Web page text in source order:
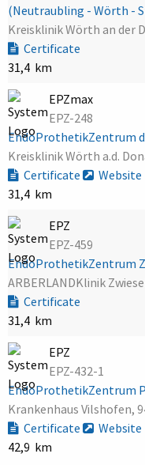
(Neutraubling - Wörth -
Kreisklinik Wörth an der
Certificate
31,4 km
EPZmax
EPZ-248
EndoProthetikZentrum
Kreisklinik Wörth a.d.
Certificate
Website
31,4 km
EPZ
EPZ-459
EndoProthetikZentrum
ARBERLANDKlinik
Certificate
31,4 km
EPZ
EPZ-432-1
EndoProthetikZentrum
Krankenhaus Vilshofen,
Certificate
Website
42,9 km